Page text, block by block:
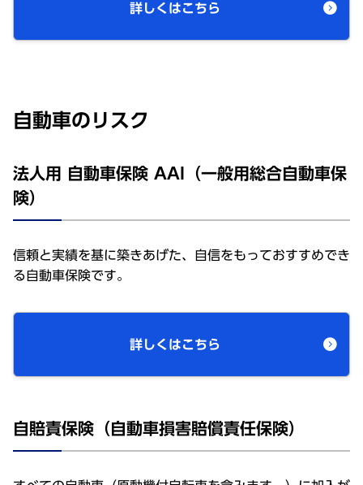
詳しくはこちら
自動車のリスク
法人用 自動車保険 AAI（一般用総合自動車保
険）
信頼と実績を基に築きあげた、自信をもっておすすめでき
る自動車保険です。
詳しくはこちら
自賠責保険（自動車損害賠償責任保険）